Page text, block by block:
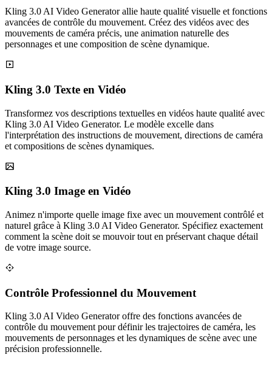
Kling 3.0 AI Video Generator allie haute qualité visuelle et fonctions
avancées de contrôle du mouvement. Créez des vidéos avec des
mouvements de caméra précis, une animation naturelle des
personnages et une composition de scène dynamique.
Kling 3.0 Texte en Vidéo
Transformez vos descriptions textuelles en vidéos haute qualité avec
Kling 3.0 AI Video Generator. Le modèle excelle dans
l'interprétation des instructions de mouvement, directions de caméra
et compositions de scènes dynamiques.
Kling 3.0 Image en Vidéo
Animez n'importe quelle image fixe avec un mouvement contrôlé et
naturel grâce à Kling 3.0 AI Video Generator. Spécifiez exactement
comment la scène doit se mouvoir tout en préservant chaque détail
de votre image source.
Contrôle Professionnel du Mouvement
Kling 3.0 AI Video Generator offre des fonctions avancées de
contrôle du mouvement pour définir les trajectoires de caméra, les
mouvements de personnages et les dynamiques de scène avec une
précision professionnelle.